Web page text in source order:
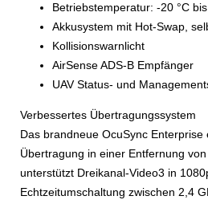
Betriebstemperatur: -20 °C
Akkusystem mit Hot-Swap,
Kollisionswarnlicht
AirSense ADS-B Empfänger
UAV Status- und
Verbessertes Übertragungssystem
Das brandneue OcuSync Enterprise
Übertragung in einer Entfernung
unterstützt Dreikanal-Video3 in
Echtzeitumschaltung zwischen 2,4